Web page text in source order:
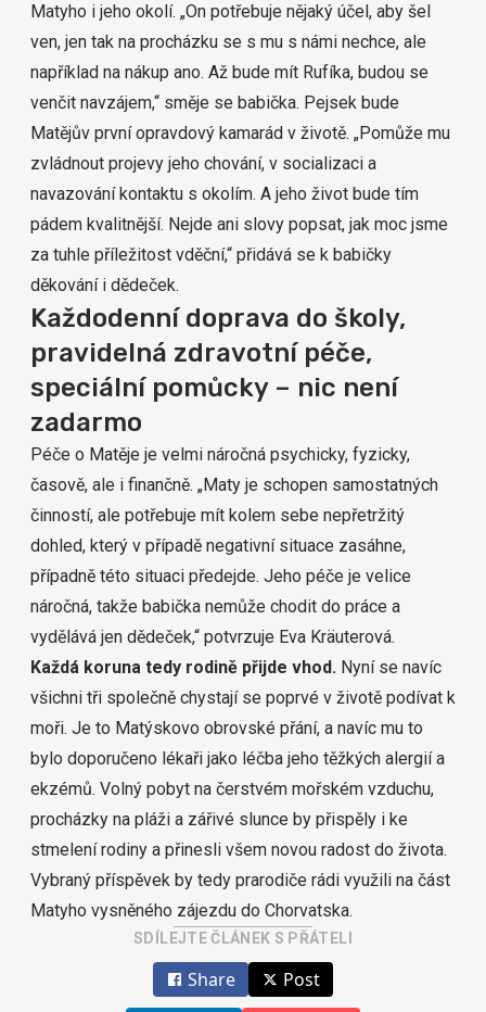
Matyho i jeho okolí. „On potřebuje nějaký účel, aby šel
ven, jen tak na procházku se s mu s námi nechce, ale
například na nákup ano. Až bude mít Rufíka, budou se
venčit navzájem,“ směje se babička. Pejsek bude
Matějův první opravdový kamarád v životě. „Pomůže mu
zvládnout projevy jeho chování, v socializaci a
navazování kontaktu s okolím. A jeho život bude tím
pádem kvalitnější. Nejde ani slovy popsat, jak moc jsme
za tuhle příležitost vděční,“ přidává se k babičky
děkování i dědeček.
Každodenní doprava do školy,
pravidelná zdravotní péče,
speciální pomůcky – nic není
zadarmo
Péče o Matěje je velmi náročná psychicky, fyzicky,
časově, ale i finančně. „Maty je schopen samostatných
činností, ale potřebuje mít kolem sebe nepřetržitý
dohled, který v případě negativní situace zasáhne,
případně této situaci předejde. Jeho péče je velice
náročná, takže babička nemůže chodit do práce a
vydělává jen dědeček,“ potvrzuje Eva Kräuterová.
Každá koruna tedy rodině přijde vhod. Nyní se navíc
všichni tři společně chystají se poprvé v životě podívat k
moři. Je to Matýskovo obrovské přání, a navíc mu to
bylo doporučeno lékaři jako léčba jeho těžkých alergií a
ekzémů. Volný pobyt na čerstvém mořském vzduchu,
procházky na pláži a zářivé slunce by přispěly i ke
stmelení rodiny a přinesli všem novou radost do života.
Vybraný příspěvek by tedy prarodiče rádi využili na část
Matyho vysněného zájezdu do Chorvatska.
SDÍLEJTE ČLÁNEK S PŘÁTELI
Share
Post